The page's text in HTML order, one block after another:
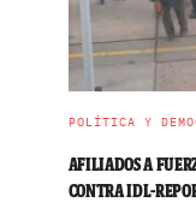
POLÍTICA Y
AFILIADOS A
CONTRA IDL-